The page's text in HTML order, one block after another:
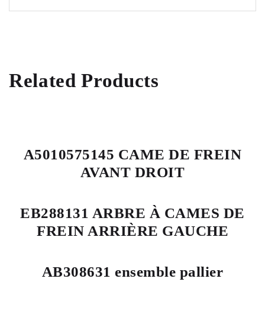
Related Products
A5010575145 CAME DE FREIN
AVANT DROIT
EB288131 ARBRE À CAMES DE
FREIN ARRIÈRE GAUCHE
AB308631 ensemble pallier